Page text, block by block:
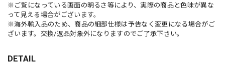
※ご覧になっている画面の明るさ等により、実際の商品と色味が異な
って見える場合がございます。
※海外輸入品のため、商品の細部仕様は予告なく変更になる場合がご
ざいます。交換/返品対象外になりますのでご了承下さい。
DETAIL